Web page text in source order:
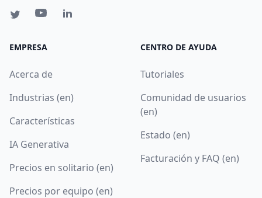
EMPRESA
Acerca de
Industrias (en)
Características
IA Generativa
Precios en solitario (en)
Precios por equipo (en)
CENTRO DE AYUDA
Tutoriales
Comunidad de usuarios
(en)
Estado (en)
Facturación y FAQ (en)